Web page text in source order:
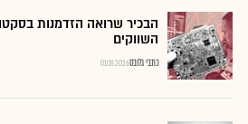
הבכיר שרואה הזדמנות
השווקים
01.08.2026כתבי גלובס